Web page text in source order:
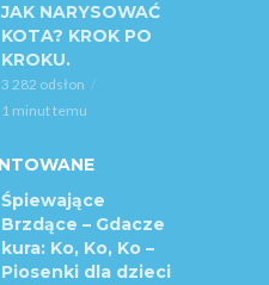
JAK NARYSOWAĆ
KOTA? KROK PO
KROKU.
3 282 odsłon
1 minut temu
Śpiewające
Brzdące – Gdacze
kura: Ko, Ko, Ko –
Piosenki dla dzieci